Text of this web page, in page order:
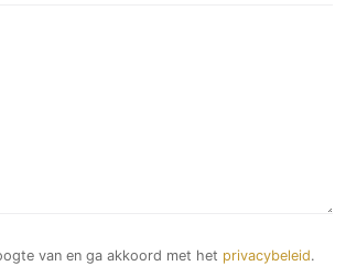
van en ga akkoord met het privacybeleid.